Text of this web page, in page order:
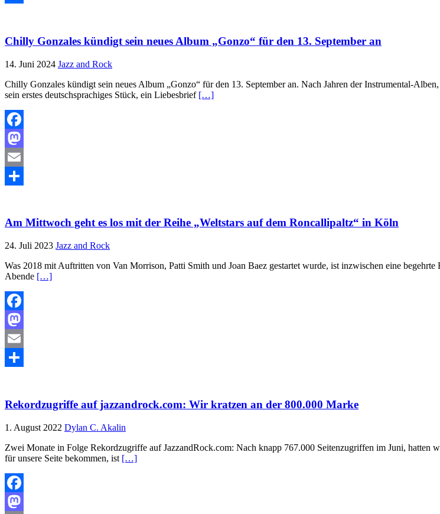
Chilly Gonzales kündigt sein neues Album „Gonzo“ für den 13. September an
14. Juni 2024 Jazz and Rock
Chilly Gonzales kündigt sein neues Album „Gonzo“ für den 13. September an. Nach Jahren der Instrumental-
sein erstes deutschsprachiges Stück, ein Liebesbrief […]
Facebook
Mastodon
Email
Am Mittwoch geht es los mit der Reihe „Weltstars auf dem Roncallipaltz“ in Köln
24. Juli 2023 Jazz and Rock
Was 2018 mit Auftritten von Van Morrison, Patti Smith und Joan Baez gestartet wurde, ist inzwischen eine
Abende […]
Facebook
Mastodon
Email
Rekordzugriffe auf jazzandrock.com: Wir kratzen an der 800.000 Marke
1. August 2022 Dylan C. Akalin
Zwei Monate in Folge Rekordzugriffe auf JazzandRock.com: Nach knapp 767.000 Seitenzugriffen im Juni,
für unsere Seite bekommen, ist […]
Facebook